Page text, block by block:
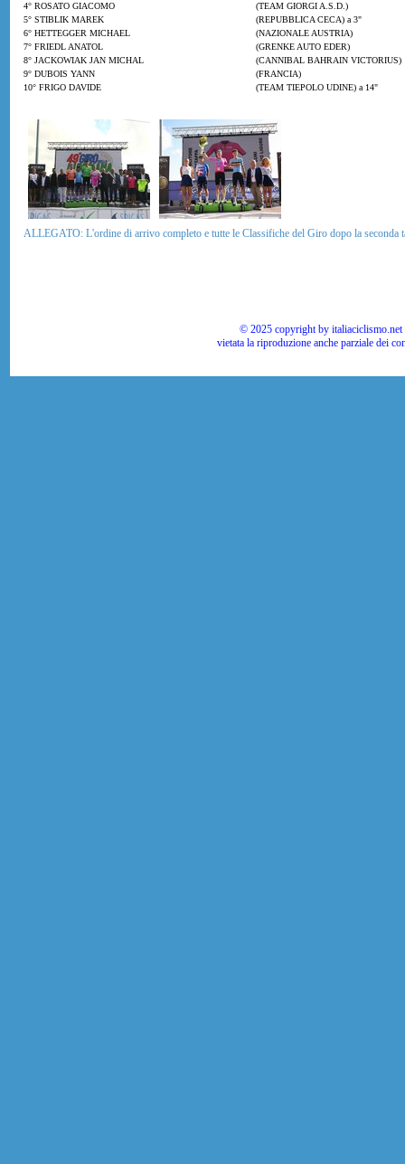
4° ROSATO GIACOMO
(TEAM GIORGI A.S.D.)
5° STIBLIK MAREK
(REPUBBLICA CECA) a 3"
6° HETTEGGER MICHAEL
(NAZIONALE AUSTRIA)
7° FRIEDL ANATOL
(GRENKE AUTO EDER)
8° JACKOWIAK JAN MICHAL
(CANNIBAL BAHRAIN VICTORIUS)
9° DUBOIS YANN
(FRANCIA)
10° FRIGO DAVIDE
(TEAM TIEPOLO UDINE) a 14"
ALLEGATO: L'ordine di arrivo completo e tutte le Classifiche del Giro dopo la seconda
© 2025 copyright by
vietata la riproduzione anche parziale dei